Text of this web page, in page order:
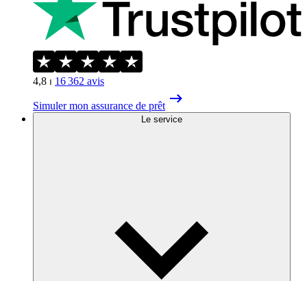
4,8 ⏐ 16 362 avis
Simuler mon assurance de prêt
Le service